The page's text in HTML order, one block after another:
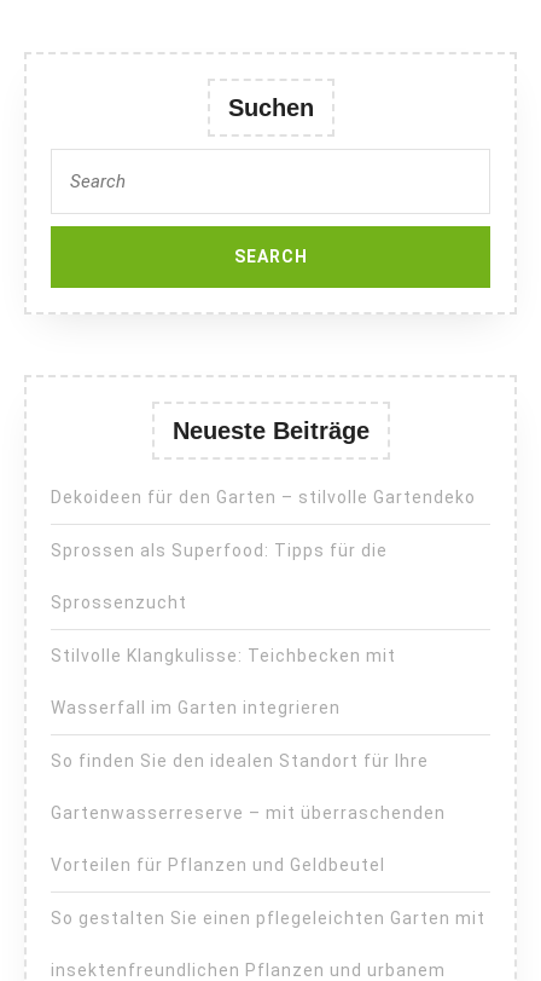
Suchen
for:
Neueste Beiträge
Dekoideen für den Garten – stilvolle Gartendeko
Sprossen als Superfood: Tipps für die
Sprossenzucht
Stilvolle Klangkulisse: Teichbecken mit
Wasserfall im Garten integrieren
So finden Sie den idealen Standort für Ihre
Gartenwasserreserve – mit überraschenden
Vorteilen für Pflanzen und Geldbeutel
So gestalten Sie einen pflegeleichten Garten mit
insektenfreundlichen Pflanzen und urbanem